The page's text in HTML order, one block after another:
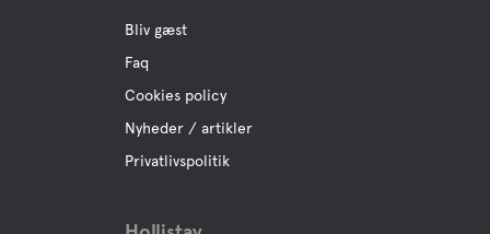
Bliv gæst
Faq
Cookies policy
Nyheder / artikler
Privatlivspolitik